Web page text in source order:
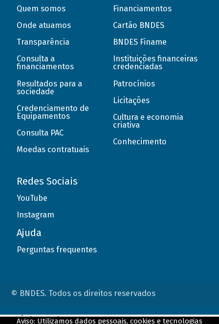
Quem somos
Onde atuamos
Transparência
Consulta a
financiamentos
Resultados para a
sociedade
Credenciamento de
Equipamentos
Consulta PAC
Moedas contratuais
Financiamentos
Cartão BNDES
BNDES Finame
Instituições financeiras
credenciadas
Patrocínios
Licitações
Cultura e economia
criativa
Conhecimento
Redes Sociais
YouTube
Instagram
Ajuda
Perguntas frequentes
© BNDES. Todos os direitos reservados
Aviso: Utilizamos dados pessoais, cookies e tecnologias
ConteÃºdo complementar